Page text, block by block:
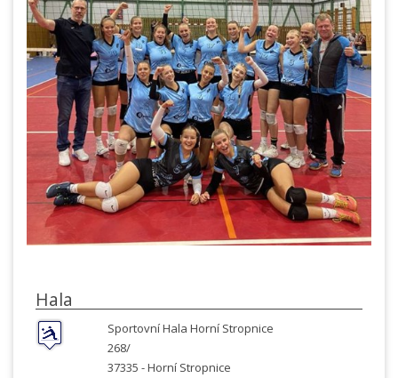
Hala
Sportovní Hala Horní Stropnice
268/
37335 -Horní Stropnice